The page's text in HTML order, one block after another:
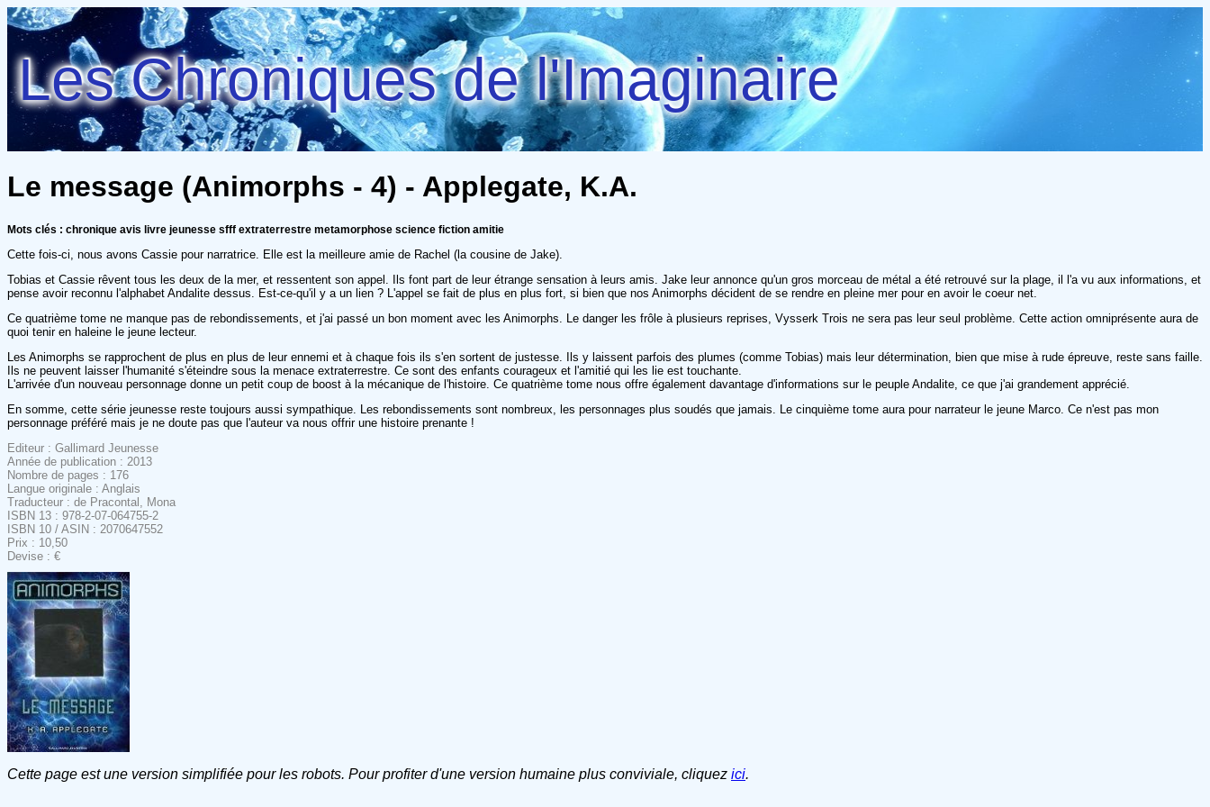
Les Chroniques de l'Imaginaire
Le message (Animorphs - 4) - Applegate, K.A.
Mots clés : chronique avis livre jeunesse sfff extraterrestre metamorphose science fiction amitie
Cette fois-ci, nous avons Cassie pour narratrice. Elle est la meilleure amie de Rachel (la cousine de Jake).
Tobias et Cassie rêvent tous les deux de la mer, et ressentent son appel. Ils font part de leur étrange sensation à leurs amis. Jake leur annonce qu'un gros morceau de métal a été retrouvé sur la plage, il l'a vu aux informations, et
pense avoir reconnu l'alphabet Andalite dessus. Est-ce-qu'il y a un lien ? L'appel se fait de plus en plus fort, si bien que nos Animorphs décident de se rendre en pleine mer pour en avoir le coeur net.
Ce quatrième tome ne manque pas de rebondissements, et j'ai passé un bon moment avec les Animorphs. Le danger les frôle à plusieurs reprises, Vysserk Trois ne sera pas leur seul problème. Cette action omniprésente aura de
quoi tenir en haleine le jeune lecteur.
Les Animorphs se rapprochent de plus en plus de leur ennemi et à chaque fois ils s'en sortent de justesse. Ils y laissent parfois des plumes (comme Tobias) mais leur détermination, bien que mise à rude épreuve, reste sans faille.
Ils ne peuvent laisser l'humanité s'éteindre sous la menace extraterrestre. Ce sont des enfants courageux et l'amitié qui les lie est touchante.
L'arrivée d'un nouveau personnage donne un petit coup de boost à la mécanique de l'histoire. Ce quatrième tome nous offre également davantage d'informations sur le peuple Andalite, ce que j'ai grandement apprécié.
En somme, cette série jeunesse reste toujours aussi sympathique. Les rebondissements sont nombreux, les personnages plus soudés que jamais. Le cinquième tome aura pour narrateur le jeune Marco. Ce n'est pas mon
personnage préféré mais je ne doute pas que l'auteur va nous offrir une histoire prenante !
Editeur : Gallimard Jeunesse
Année de publication : 2013
Nombre de pages : 176
Langue originale : Anglais
Traducteur : de Pracontal, Mona
ISBN 13 : 978-2-07-064755-2
ISBN 10 / ASIN : 2070647552
Prix : 10,50
Devise : €
Cette page est une version simplifiée pour les robots. Pour profiter d'une version humaine plus conviviale, cliquez ici.